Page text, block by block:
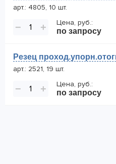
арт.: 4805, 10 шт.
− +
Цена, руб.:
по запросу
Резец
арт.: 2521, 19 шт.
− +
Цена, руб.:
по запросу